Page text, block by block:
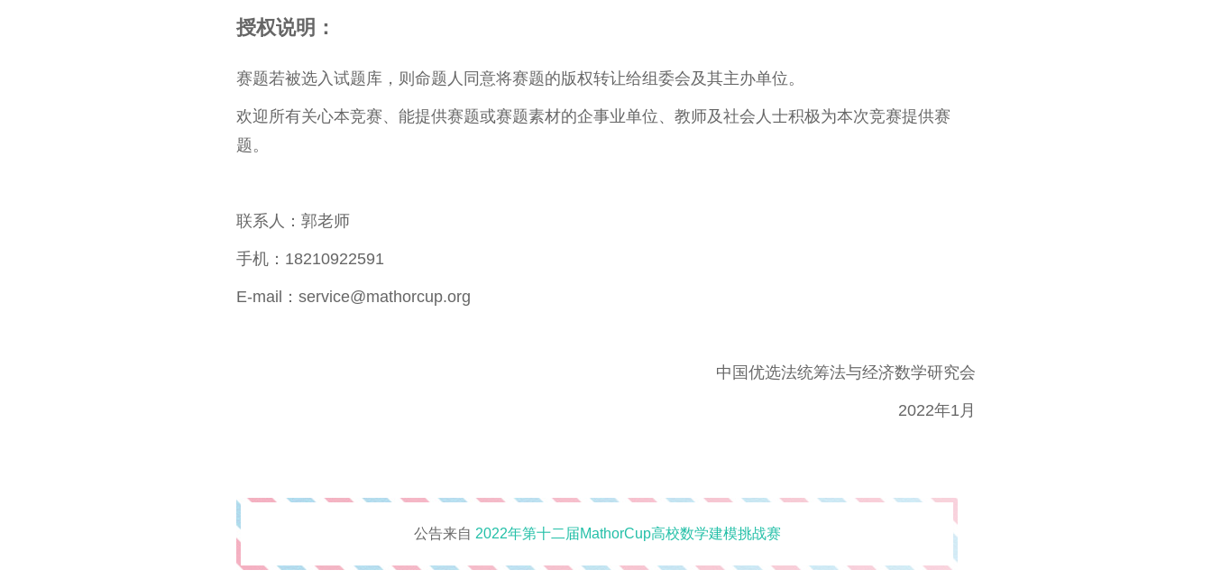
授权说明：
赛题若被选入试题库，则命题人同意将赛题的版权转让给组委会及其主办单位。
欢迎所有关心本竞赛、能提供赛题或赛题素材的企事业单位、教师及社会人士积极为本次竞赛提供赛
题。
联系人：郭老师
手机：18210922591
E-mail：service@mathorcup.org
中国优选法统筹法与经济数学研究会
2022年1月
公告来自 2022年第十二届MathorCup高校数学建模挑战赛